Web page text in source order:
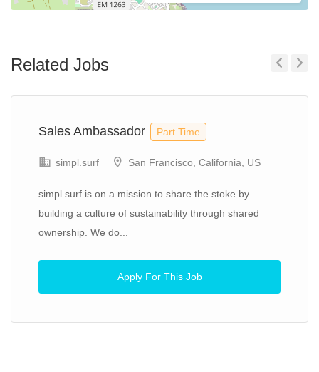
Related Jobs
Sales Ambassador Part Time
simpl.surf San Francisco, California, US
simpl.surf is on a mission to share the stoke by
building a culture of sustainability through shared
ownership. We do...
Apply For This Job